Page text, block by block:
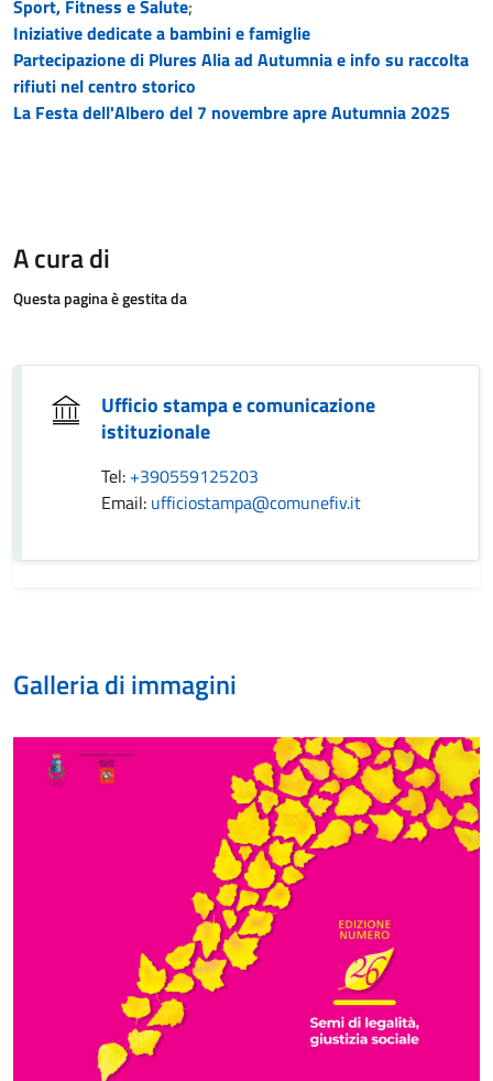
Sport, Fitness e Salute;
Iniziative dedicate a bambini e famiglie
Partecipazione di Plures Alia ad Autumnia e info su raccolta
rifiuti nel centro storico
La Festa dell'Albero del 7 novembre apre Autumnia 2025
A cura di
Questa pagina è gestita da
Ufficio stampa e comunicazione
istituzionale
Tel: +390559125203
Email: ufficiostampa@comunefiv.it
Galleria di immagini